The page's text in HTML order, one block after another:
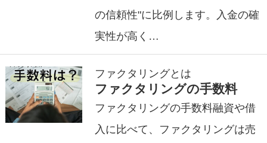
の信頼性"に比例します。入金の確
実性が高く…
ファクタリングとは
ファクタリングの手数料
ファクタリングの手数料融資や借
入に比べて、ファクタリングは売